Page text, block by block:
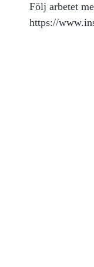
Följ arbetet
https://